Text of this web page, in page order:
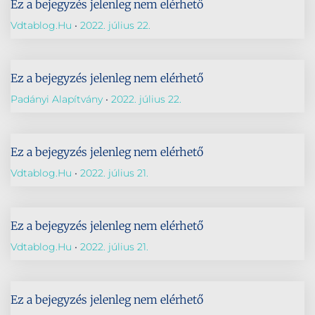
Ez a bejegyzés jelenleg nem elérhető
Vdtablog.hu 2022. július 22.
Ez a bejegyzés jelenleg nem elérhető
Padányi Alapítvány 2022. július 22.
Ez a bejegyzés jelenleg nem elérhető
Vdtablog.hu 2022. július 21.
Ez a bejegyzés jelenleg nem elérhető
Vdtablog.hu 2022. július 21.
Ez a bejegyzés jelenleg nem elérhető